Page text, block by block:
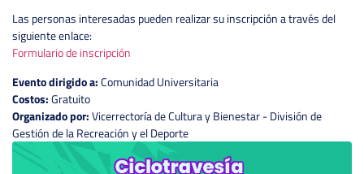
Las personas interesadas pueden realizar su inscripción a través del
siguiente enlace:
Formulario de inscripción
Evento dirigido a:Comunidad Universitaria
Costos:Gratuito
Organizado por:Vicerrectoría de Cultura y Bienestar - División de
Gestión de la Recreación y el Deporte